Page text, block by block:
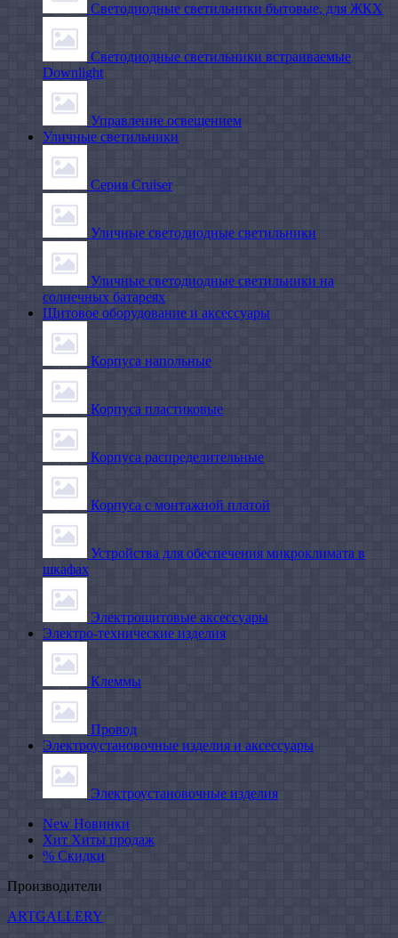
Светодиодные светильники бытовые, для ЖКХ
Светодиодные светильники встраиваемые
Downlight
Управление освещением
Уличные светильники
Серия Cruiser
Уличные светодиодные светильники
Уличные светодиодные светильники на
солнечных батареях
Щитовое оборудование и аксессуары
Корпуса напольные
Корпуса пластиковые
Корпуса распределительные
Корпуса с монтажной платой
Устройства для обеспечения микроклимата в
шкафах
Электрощитовые аксессуары
Электро-технические изделия
Клеммы
Провод
Электроустановочные изделия и аксессуары
Электроустановочные изделия
New Новинки
Хит Хиты продаж
% Скидки
Производители
ARTGALLERY